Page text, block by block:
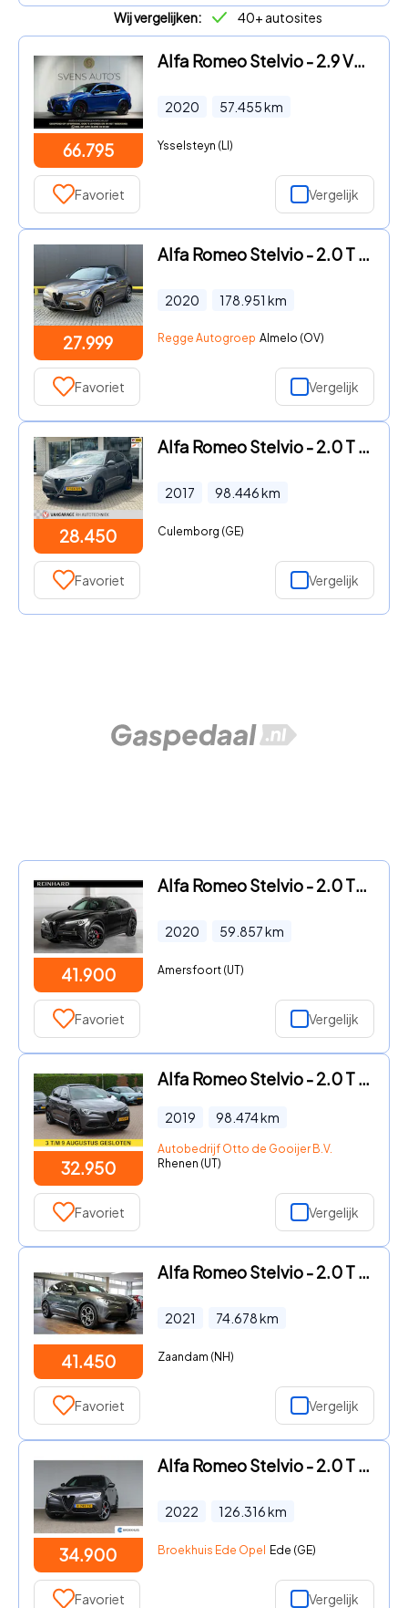
Wij vergelijken: 40+ autosites
66.795
Alfa Romeo Stelvio - 2.9 V6 AWD Quadrifoglio Panodak|Carbon|H&K|ACC|Keyless
2020 57.455km
Ysselsteyn (LI)
Favoriet Vergelijk
27.999
Alfa Romeo Stelvio - 2.0 T AWD Sprint PERFORMANCE
2020 178.951 km
Regge Autogroep Almelo (OV)
Favoriet Vergelijk
28.450
Alfa Romeo Stelvio - 2.0 T AWD First Edition Carbon, Veloce uitgevoerd, ABC uitla
2017 98.446km
Culemborg (GE)
Favoriet Vergelijk
41.900
Alfa Romeo Stelvio - 2.0 Ti AWD Veloce / Elektr. Sportstoelen / Pano / 21" Wielen
2020 59.857km
Amersfoort (UT)
Favoriet Vergelijk
32.950
Alfa Romeo Stelvio - 2.0 T AWD B-Tech / Panoramadak / Camera / Leder / 19'' / Car
2019 98.474km
Autobedrijf Otto de Gooijer B.V.
Rhenen (UT)
Favoriet Vergelijk
41.450
Alfa Romeo Stelvio - 2.0 T AWD Veloce Lederen interieur delen | 280 pk |
2021 74.678km
Zaandam (NH)
Favoriet Vergelijk
34.900
Alfa Romeo Stelvio - 2.0 T AWD Sprint | Panoramadak | Ledere bekleding | Trekhaak
2022 126.316km
Broekhuis Ede Opel Ede (GE)
Favoriet Vergelijk